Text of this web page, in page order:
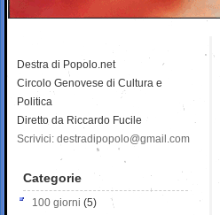
Destra di Popolo.net
Circolo Genovese di Cultura e
Politica
Diretto da Riccardo Fucile
Scrivici: destradipopolo@gmail.com
Categorie
100 giorni (5)